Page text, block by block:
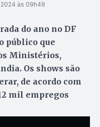
às 09h49
do ano no DF
público que
Ministérios,
Os shows são
de acordo com
mil empregos